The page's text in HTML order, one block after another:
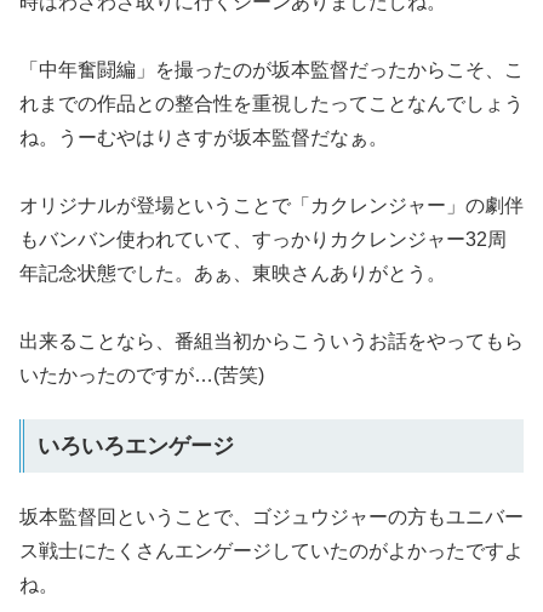
「中年奮闘編」を撮ったのが坂本監督だったからこそ、こ
れまでの作品との整合性を重視したってことなんでしょう
ね。うーむやはりさすが坂本監督だなぁ。
オリジナルが登場ということで「カクレンジャー」の劇伴
もバンバン使われていて、すっかりカクレンジャー32周
年記念状態でした。あぁ、東映さんありがとう。
出来ることなら、番組当初からこういうお話をやってもら
いたかったのですが…(苦笑)
いろいろエンゲージ
坂本監督回ということで、ゴジュウジャーの方もユニバー
ス戦士にたくさんエンゲージしていたのがよかったですよ
ね。